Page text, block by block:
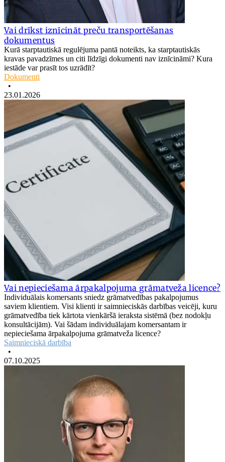
Vai drīkst iznīcināt preču transportēšanas
dokumentus
Kurā starptautiskā regulējuma pantā noteikts, ka starptautiskās
kravas pavadzīmes un citi līdzīgi dokumenti nav iznīcināmi? Kura
iestāde var prasīt tos uzrādīt?
Dokumenti
•
23.01.2026
Vai nepieciešama ārpakalpojuma grāmatveža licence?
Individuālais komersants sniedz grāmatvedības pakalpojumus
saviem klientiem. Visi klienti ir saimnieciskās darbības veicēji, kuru
grāmatvedība tiek kārtota vienkāršā ieraksta sistēmā (bez nodokļu
konsultācijām). Vai šādam individuālajam komersantam ir
nepieciešama ārpakalpojuma grāmatveža licence?
Saimnieciskā darbība
•
07.10.2025